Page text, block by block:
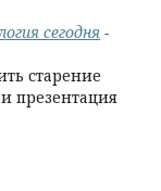
сегодня -
старение
презентация